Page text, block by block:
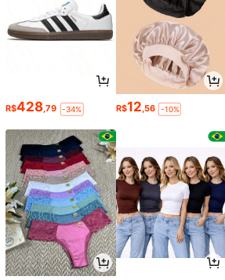
R$428,79 -34% R$12,56 -10%